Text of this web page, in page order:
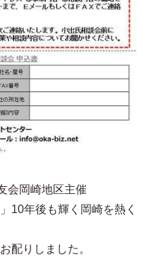
会岡崎地区主催
10年後も輝く岡崎を熱く
配りしました。